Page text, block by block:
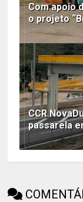
Com apoio
o projeto
CCR
passarela